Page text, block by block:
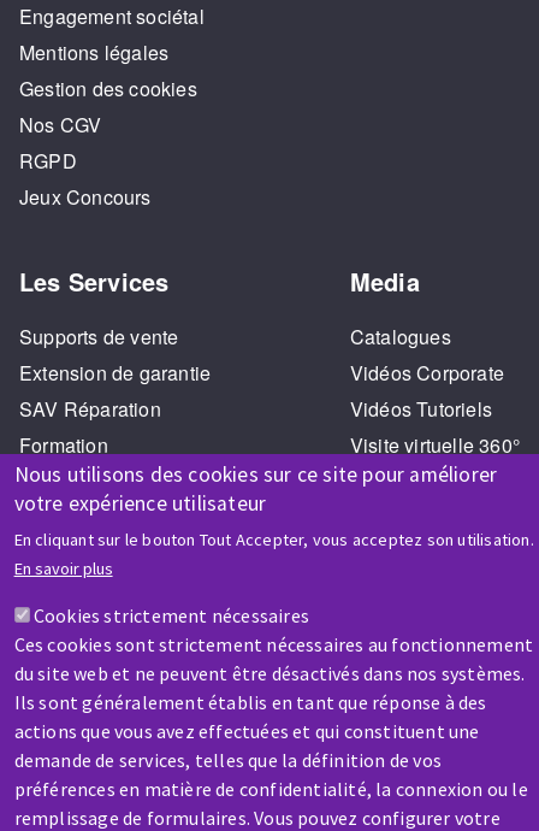
Nous utilisons des cookies sur ce site pour améliorer
votre expérience utilisateur
En cliquant sur le bouton Tout Accepter, vous acceptez son utilisation.
En savoir plus
Cookies strictement nécessaires
Ces cookies sont strictement nécessaires au fonctionnement
du site web et ne peuvent être désactivés dans nos systèmes.
Ils sont généralement établis en tant que réponse à des
actions que vous avez effectuées et qui constituent une
demande de services, telles que la définition de vos
préférences en matière de confidentialité, la connexion ou le
remplissage de formulaires. Vous pouvez configurer votre
Engagement sociétal
Mentions légales
Gestion des cookies
Nos CGV
RGPD
Jeux Concours
Les Services
Supports de vente
Extension de garantie
SAV Réparation
Formation
Media
Catalogues
Vidéos Corporate
Vidéos Tutoriels
Visite virtuelle 360°
AIDE & CONTACT
Une question ? Un renseignement ?
Contactez-nous